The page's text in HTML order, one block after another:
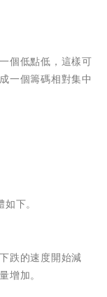
個低點低，這樣可
一個籌碼相對集中
下。
跌的速度開始減
增加。